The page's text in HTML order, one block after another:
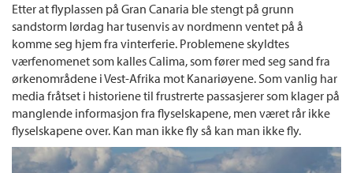
Etter at flyplassen på Gran Canaria ble stengt på grunn
sandstorm lørdag har tusenvis av nordmenn ventet på å
komme seg hjem fra vinterferie. Problemene skyldtes
værfenomenet som kalles Calima, som fører med seg sand fra
ørkenområdene i Vest-Afrika mot Kanariøyene. Som vanlig har
media fråtset i historiene til frustrerte passasjerer som klager på
manglende informasjon fra flyselskapene, men været rår ikke
flyselskapene over. Kan man ikke fly så kan man ikke fly.